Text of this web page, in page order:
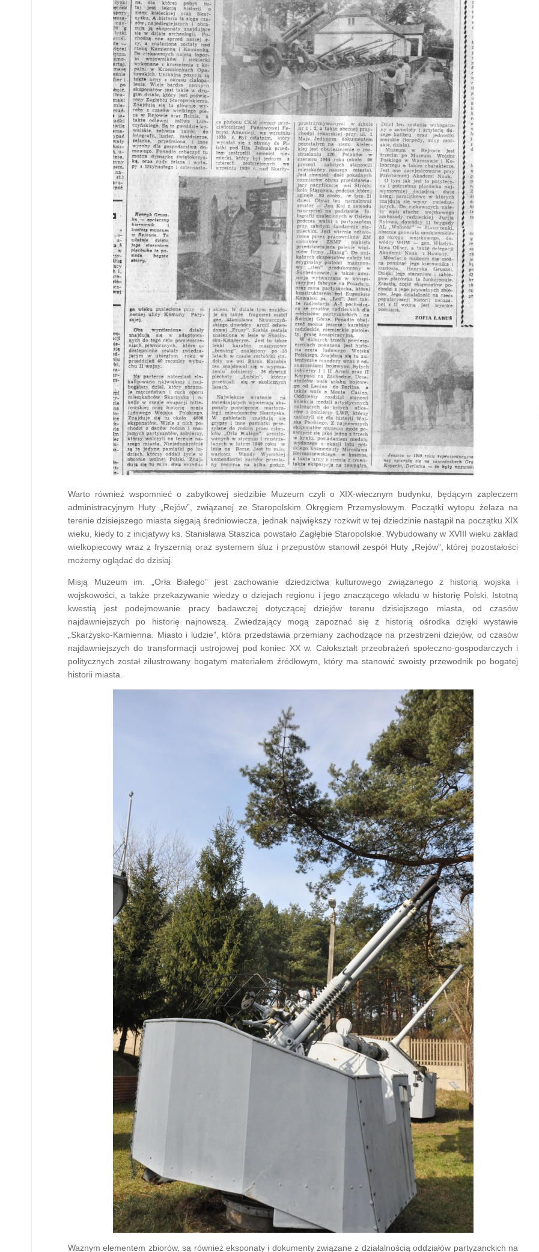
Warto również wspomnieć o zabytkowej siedzibie Muzeum czyli o XIX-wiecznym budynku, będącym zapleczem
administracyjnym Huty „Rejów”, związanej ze Staropolskim Okręgiem Przemysłowym. Początki wytopu żelaza na
terenie dzisiejszego miasta sięgają średniowiecza, jednak największy rozkwit w tej dziedzinie nastąpił na początku XIX
wieku, kiedy to z inicjatywy ks. Stanisława Staszica powstało Zagłębie Staropolskie. Wybudowany w XVIII wieku zakład
wielkopiecowy wraz z fryszernią oraz systemem śluz i przepustów stanowił zespół Huty „Rejów”, której pozostałości
możemy oglądać do dzisiaj.
Misją Muzeum im. „Orła Białego” jest zachowanie dziedzictwa kulturowego związanego z historią wojska i
wojskowości, a także przekazywanie wiedzy o dziejach regionu i jego znaczącego wkładu w historię Polski. Istotną
kwestią jest podejmowanie pracy badawczej dotyczącej dziejów terenu dzisiejszego miasta, od czasów
najdawniejszych po historię najnowszą. Zwiedzający mogą zapoznać się z historią ośrodka dzięki wystawie
„Skarżysko-Kamienna. Miasto i ludzie”, która przedstawia przemiany zachodzące na przestrzeni dziejów, od czasów
najdawniejszych do transformacji ustrojowej pod koniec XX w. Całokształt przeobrażeń społeczno-gospodarczych i
politycznych został zilustrowany bogatym materiałem źródłowym, który ma stanowić swoisty przewodnik po bogatej
historii miasta.
Ważnym elementem zbiorów, są również eksponaty i dokumenty związane z działalnością oddziałów partyzanckich na